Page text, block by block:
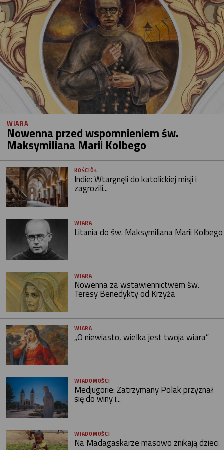
WIARA
Nowenna przed wspomnieniem św.
Maksymiliana Marii Kolbego
KOŚCIÓŁ
Indie: Wtargnęli do katolickiej misji i
zagrozili...
WIARA
Litania do św. Maksymiliana Marii Kolbego
WIARA
Nowenna za wstawiennictwem św.
Teresy Benedykty od Krzyża
WIARA
„O niewiasto, wielka jest twoja wiara”
WIADOMOŚCI
Medjugorie: Zatrzymany Polak przyznał
się do winy i...
WIADOMOŚCI
Na Madagaskarze masowo znikają dzieci